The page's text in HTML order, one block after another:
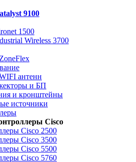
9100
1500
Wireless 3700
антенн
и БП
и кронштейны
источники
Cisco
Cisco 2500
Cisco 3500
Cisco 5500
Cisco 5760